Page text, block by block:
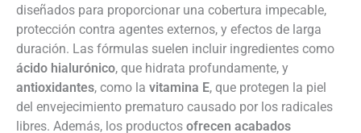
diseñados para proporcionar una cobertura impecable,
protección contra agentes externos, y efectos de larga
duración. Las fórmulas suelen incluir ingredientes como
ácido hialurónico, que hidrata profundamente, y
antioxidantes, como la vitamina E, que protegen la piel
del envejecimiento prematuro causado por los radicales
libres. Además, los productos ofrecen acabados